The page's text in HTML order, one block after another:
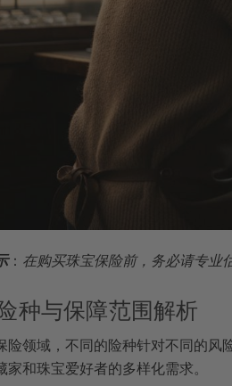
： 在购买珠宝保险前，务必请专业
种与保障范围解析
险领域，不同的险种针对不同的风
家和珠宝爱好者的多样化需求。